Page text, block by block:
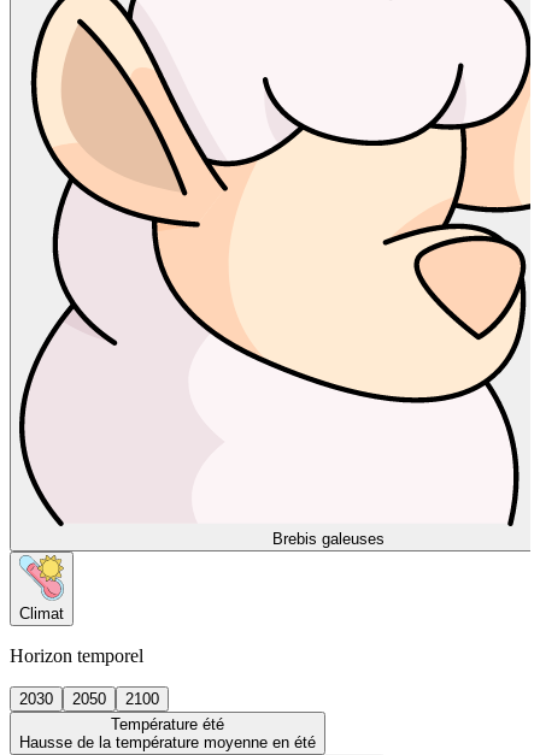
Brebis galeuses
Climat
Horizon temporel
2030 2050
2100
Température été
Hausse de la température moyenne en été